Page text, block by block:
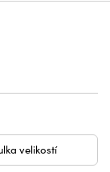
velikostí